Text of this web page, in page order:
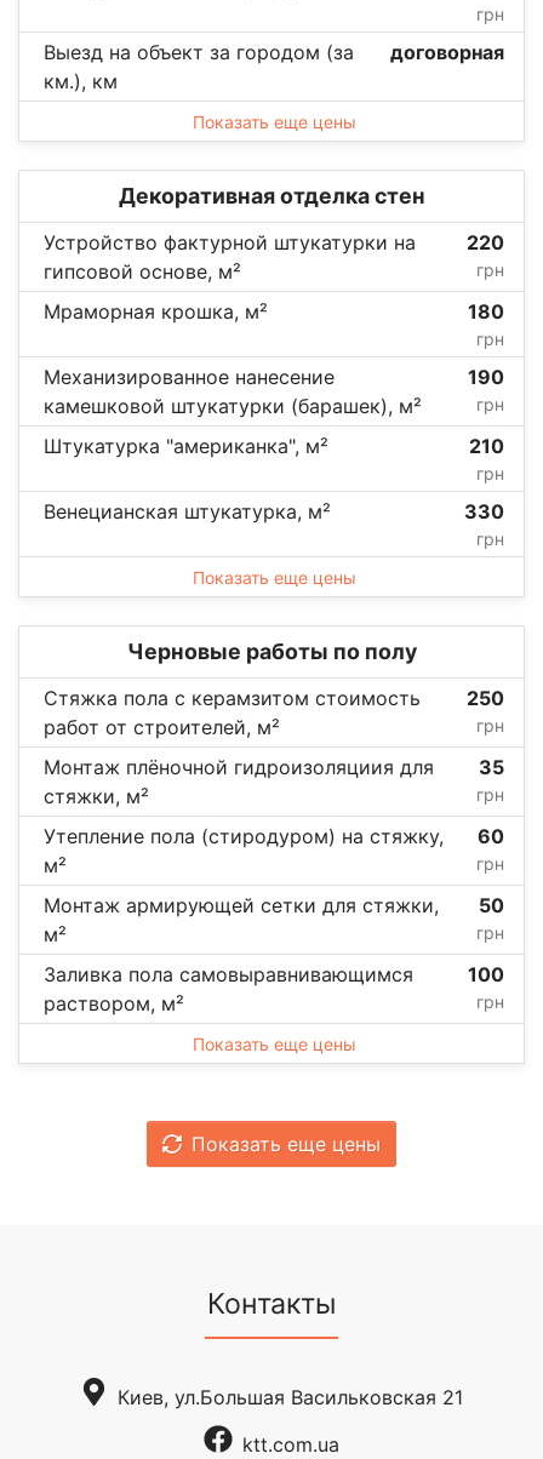
грн
Выезд на объект за городом (за
км.), км
договорная
Показать еще цены
Декоративная отделка стен
Устройство фактурной штукатурки на
гипсовой основе, м²
220
грн
Мраморная крошка, м² 180
грн
Механизированное нанесение
камешковой штукатурки (барашек), м²
190
грн
Штукатурка "американка", м² 210
грн
Венецианская штукатурка, м² 330
грн
Показать еще цены
Черновые работы по полу
Стяжка пола с керамзитом стоимость
работ от строителей, м²
250
грн
Монтаж плёночной гидроизоляциия для
стяжки, м²
35
грн
Утепление пола (стиродуром) на стяжку,
м²
60
грн
Монтаж армирующей сетки для стяжки,
м²
50
грн
Заливка пола самовыравнивающимся
раствором, м²
100
грн
Показать еще цены
Показать еще цены
Контакты
Киев, ул.Большая Васильковская 21
ktt.com.ua